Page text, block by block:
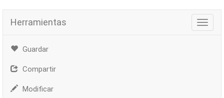
Herramientas
Guardar
Compartir
Modificar